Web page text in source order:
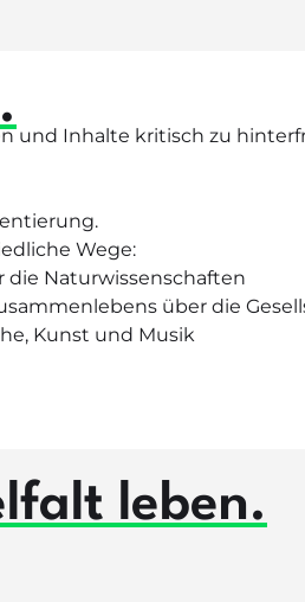
und Inhalte kritisch zu
Wege:
Naturwissenschaften
über die
Kunst und Musik
leben.